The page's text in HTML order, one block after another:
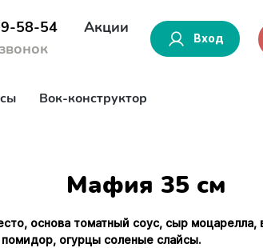
58-54
Акции
Вход
Вок-конструктор
Мафия 35 см
основа томатный соус, сыр моцарелла,
помидор, огурцы соленые слайсы.